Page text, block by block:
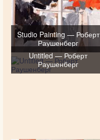
Studio Painting — Роберт
Раушенберг
Untitled — Роберт
Раушенберг